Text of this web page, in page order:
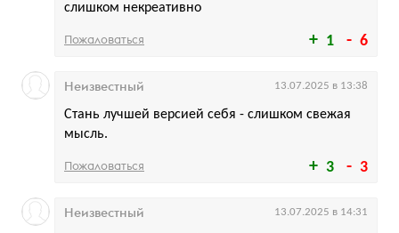
1 6
слишком некреативно
Пожаловаться
3 3
Стань лучшей версией себя - слишком свежая
мысль.
Неизвестный 13.07.2025 в 13:38
Пожаловаться
Неизвестный 13.07.2025 в 14:31